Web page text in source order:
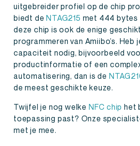
uitgebreider profiel op de chip
biedt deNTAG215 met 444
deze chip is ook de enige
programmeren van Amiibo’s. Heb
capaciteit nodig, bijvoorbeeld
productinformatie of een
automatisering, dan is de
de meest geschikte keuze.
Twijfel je nog welke NFC chip het
toepassing past? Onze
met je mee.